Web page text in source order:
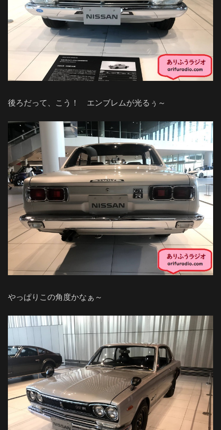
後ろだって、こう！ エンブレムが光るぅ～
やっぱりこの角度かなぁ～